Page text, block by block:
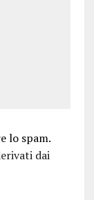
lo spam.
dai